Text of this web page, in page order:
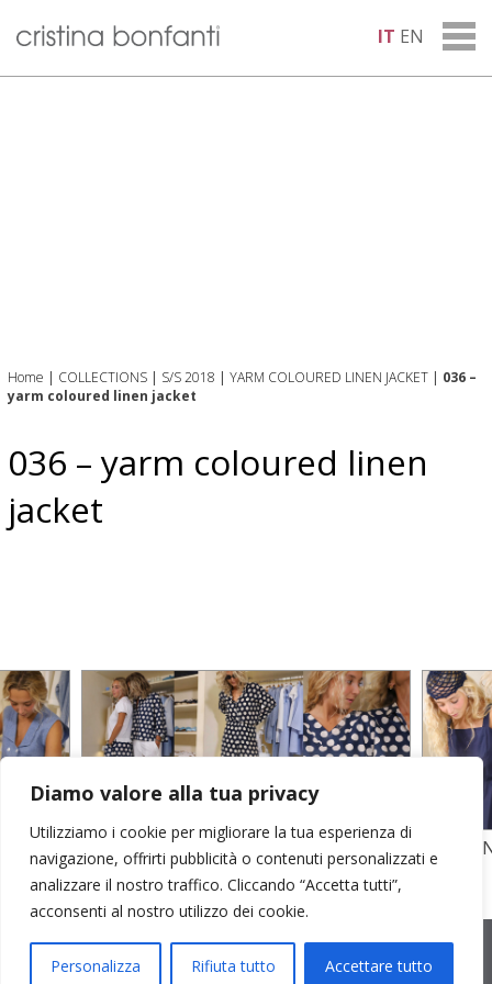
Diamo valore alla tua privacy
Utilizziamo i cookie per migliorare la tua esperienza di
navigazione, offrirti pubblicità o contenuti personalizzati e
analizzare il nostro traffico. Cliccando “Accetta tutti”,
acconsenti al nostro utilizzo dei cookie.
Personalizza Rifiuta tutto Accettare tutto
IT EN
Home | COLLECTIONS | S/S 2018 | YARM COLOURED LINEN JACKET | 036 –
yarm coloured linen jacket
036 – yarm coloured linen
jacket
STAMPA SU CREPE SETA E POPELINE
COTONE
GARZA
Bernareggio MB | sede legale: via Duca degli Abruzzi 7/A, 20871
Vimercate MB | r.e.a.: MB-2559099 | C.F / P.IVA IT10810090968 |